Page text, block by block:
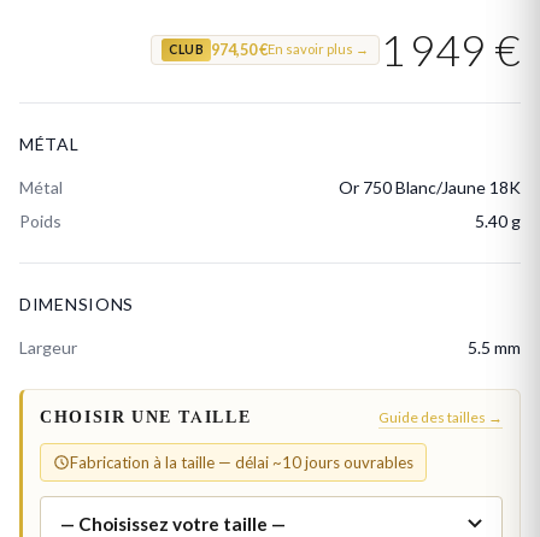
CLUB 974,50 €En savoir plus → 1 949 €
MÉTAL
Métal
Or 750 Blanc/Jaune 18K
Poids
5.40 g
DIMENSIONS
Largeur 5.5 mm
CHOISIR UNE TAILLE Guide des tailles →
Fabrication à la taille — délai ~10 jours ouvrables